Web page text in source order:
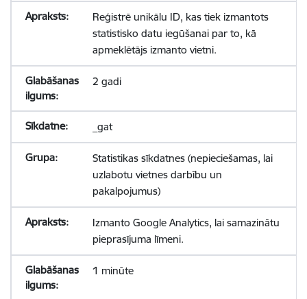
Reģistrē unikālu ID, kas tiek izmantots
statistisko datu iegūšanai par to, kā
apmeklētājs izmanto vietni.
2 gadi
_gat
Statistikas sīkdatnes (nepieciešamas, lai
uzlabotu vietnes darbību un
pakalpojumus)
Izmanto Google Analytics, lai samazinātu
pieprasījuma līmeni.
1 minūte